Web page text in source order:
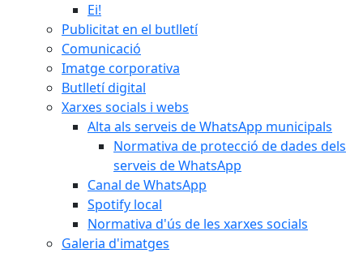
Ei!
Publicitat en el butlletí
Comunicació
Imatge corporativa
Butlletí digital
Xarxes socials i webs
Alta als serveis de WhatsApp municipals
Normativa de protecció de dades dels
serveis de WhatsApp
Canal de WhatsApp
Spotify local
Normativa d'ús de les xarxes socials
Galeria d'imatges